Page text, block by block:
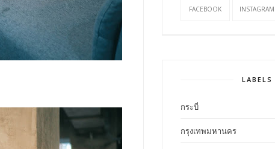
FACEBOOK INSTAGRAM
LABELS
กระบี่
กรุงเทพมหานคร